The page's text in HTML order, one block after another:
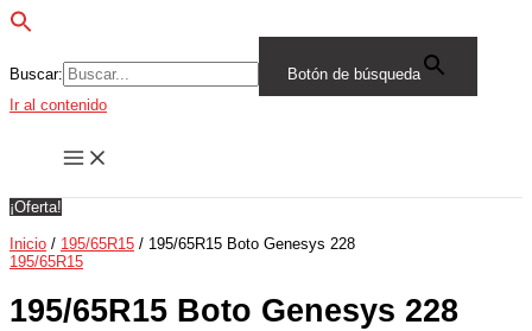
Buscar:
Botón de búsqueda
Ir al contenido
¡Oferta!
Inicio / 195/65R15 / 195/65R15 Boto Genesys 228
195/65R15
195/65R15 Boto Genesys 228